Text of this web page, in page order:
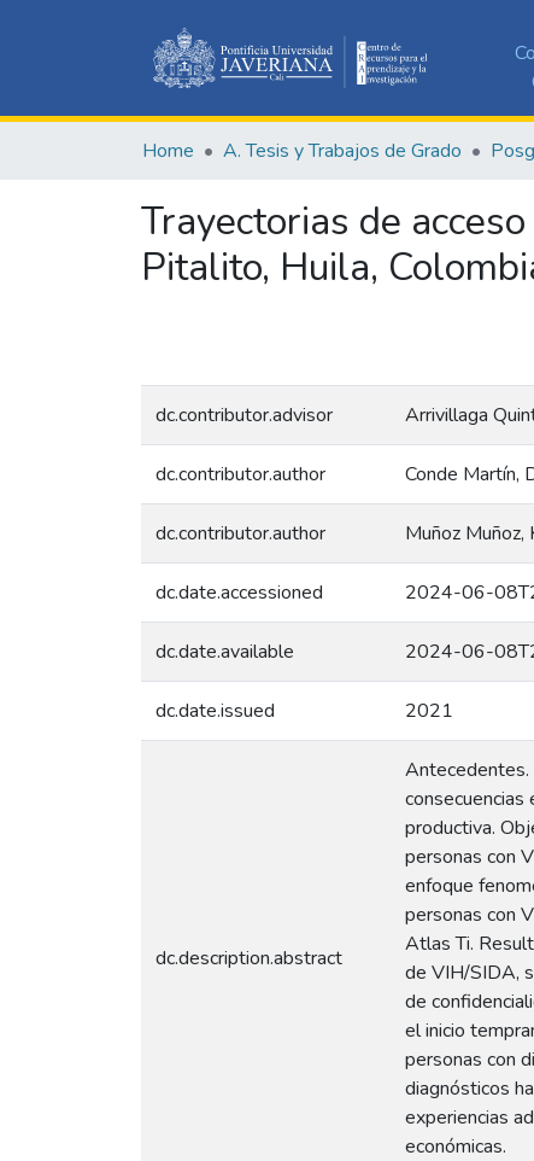
Home A. Tesis y Trabajos de Grado
Trayectorias de
Pitalito, Huila,
dc.contributor.advisor Arrivillaga
dc.contributor.author Conde Martín,
dc.contributor.author Muñoz Muñoz,
dc.date.accessioned 2024-06-
dc.date.available 2024-06-
dc.date.issued 2021
dc.description.abstract
Antecedentes.
productiva.
personas con
enfoque
personas con
Atlas Ti.
de VIH/SIDA,
de
el inicio
personas con
diagnósticos
experiencias
económicas.